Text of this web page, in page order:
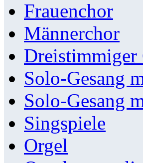
Frauenchor
Männerchor
Dreistimmiger
Solo-Gesang
Solo-Gesang
Singspiele
Orgel